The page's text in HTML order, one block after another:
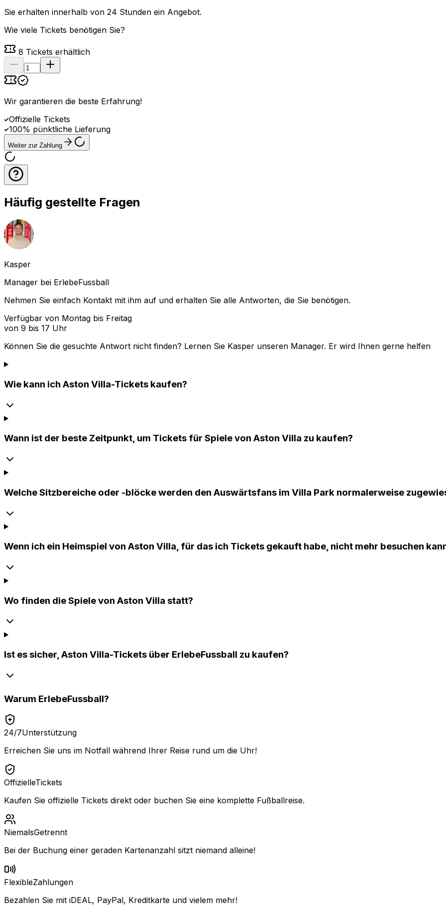
Sie erhalten innerhalb von 24 Stunden ein Angebot.
Wie viele Tickets benötigen Sie?
8 Tickets erhältlich
Wir garantieren die beste Erfahrung!
Offizielle Tickets
100% pünktliche Lieferung
Weiter zur Zahlung
Häufig gestellte Fragen
Kasper
Manager bei ErlebeFussball
Nehmen Sie einfach Kontakt mit ihm auf und erhalten Sie alle Antworten, die Sie benötigen.
Verfügbar von Montag bis Freitag
von 9 bis 17 Uhr
Können Sie die gesuchte Antwort nicht finden? Lernen Sie Kasper unseren Manager. Er wird Ihnen gerne helfen
Wie kann ich Aston Villa-Tickets kaufen?
Wann ist der beste Zeitpunkt, um Tickets für Spiele von Aston Villa zu kaufen?
Welche Sitzbereiche oder -blöcke werden den Auswärtsfans im Villa Park normalerweise
Wenn ich ein Heimspiel von Aston Villa, für das ich Tickets gekauft habe, nicht mehr besuchen
Wo finden die Spiele von Aston Villa statt?
Ist es sicher, Aston Villa-Tickets über ErlebeFussball zu kaufen?
Warum ErlebeFussball?
24/7Unterstützung
Erreichen Sie uns im Notfall während Ihrer Reise rund um die Uhr!
OffizielleTickets
Kaufen Sie offizielle Tickets direkt oder buchen Sie eine komplette Fußballreise.
NiemalsGetrennt
Bei der Buchung einer geraden Kartenanzahl sitzt niemand alleine!
FlexibleZahlungen
Bezahlen Sie mit iDEAL, PayPal, Kreditkarte und vielem mehr!